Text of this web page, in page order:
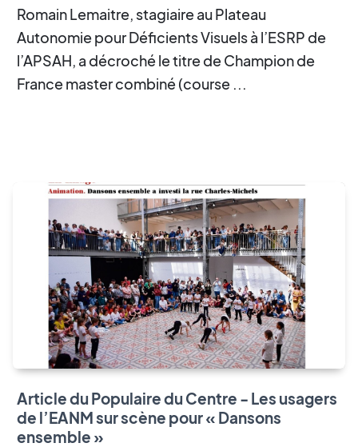
Romain Lemaitre, stagiaire au Plateau
Autonomie pour Déficients Visuels à l’ESRP de
l’APSAH, a décroché le titre de Champion de
France master combiné (course ...
Article du Populaire du Centre - Les usagers
de l’EANM sur scène pour « Dansons
ensemble »